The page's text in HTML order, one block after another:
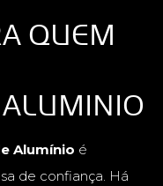
QUEM
Alumínio é
de confiança. Há